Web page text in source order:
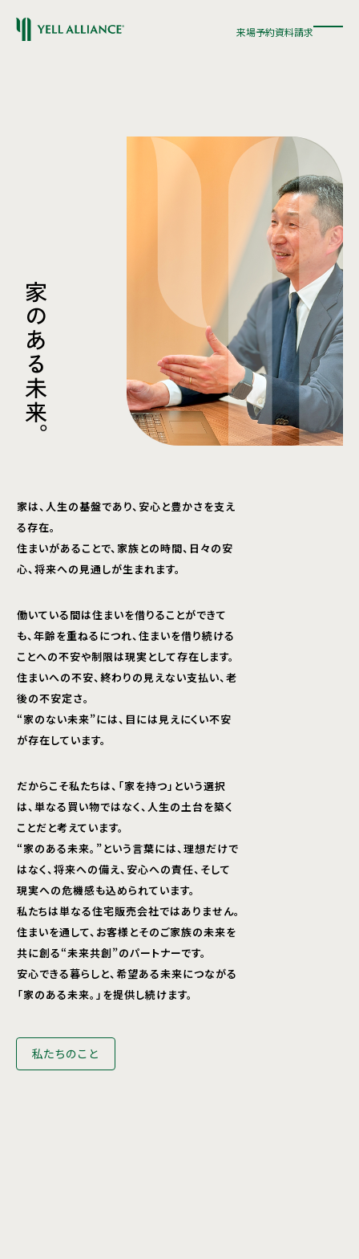
来場予約資料請求
家
の
あ
る
未
来
。
家は、人生の基盤であり、安心と豊かさを支え
る存在。
住まいがあることで、家族との時間、日々の安
心、将来への見通しが生まれます。
働いている間は住まいを借りることができて
も、年齢を重ねるにつれ、住まいを借り続ける
ことへの不安や制限は現実として存在します。
住まいへの不安、終わりの見えない支払い、老
後の不安定さ。
“家のない未来”には、目には見えにくい不安
が存在しています。
だからこそ私たちは、「家を持つ」という選択
は、単なる買い物ではなく、人生の土台を築く
ことだと考えています。
“家のある未来。”という言葉には、理想だけで
はなく、将来への備え、安心への責任、そして
現実への危機感も込められています。
私たちは単なる住宅販売会社ではありません。
住まいを通して、お客様とそのご家族の未来を
共に創る“未来共創”のパートナーです。
安心できる暮らしと、希望ある未来につながる
「家のある未来。」を提供し続けます。
私たちのこと